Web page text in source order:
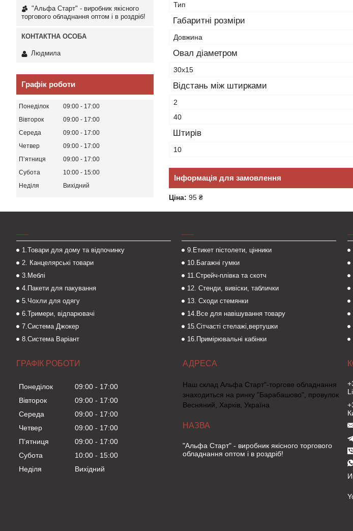
Тип
Габаритні розміри
Довжина
Овал діаметром
30х15
Відстань між штирками
2
40
Штирів
10
Інформація для замовлення
Ціна: 95 ₴
"Альфа Старт" - виробник якісного
торгового обладнання оптом і в роздріб!
Людмила
Графік роботи
Понеділок 09:00
17:00
Вівторок
09:00
17:00
Середа
09:00
17:00
Четвер
09:00
17:00
Пʼятниця
09:00
17:00
Субота
10:00
15:00
Неділя
Вихідний
1.Товари для дому та відпочинку
2. Канцелярські товари
3.Меблі
4.Пакети для пакування
5.Чохли для одягу
6.Тримери, відпарювачі
7.Система Джокер
8.Система Варіант
9.Етикет пістолети, цінники
10.Багажні гумки
11.Стрейч-плівка та скотч
12. Стенди, вивіски, таблички
13. Сходи стемянки
14.Все для навішування товару
15.Сітчасті стелажі,вертушки
16.Примірювальні кабінки
ГРАФІК РОБОТИ
Понеділок 09:00
17:00
Вівторок
09:00
17:00
Середа
09:00
17:00
Четвер
09:00
17:00
Пʼятниця
09:00
17:00
Субота
10:00
15:00
Неділя
Вихідний
Наш склад Альфа Старт"-торгове обладнання
знаходиться на ринку "Барабашово", провулок
Весняний, Харків, Україна
"Альфа Старт" - виробник якісного торгового
обладнання оптом і в роздріб!